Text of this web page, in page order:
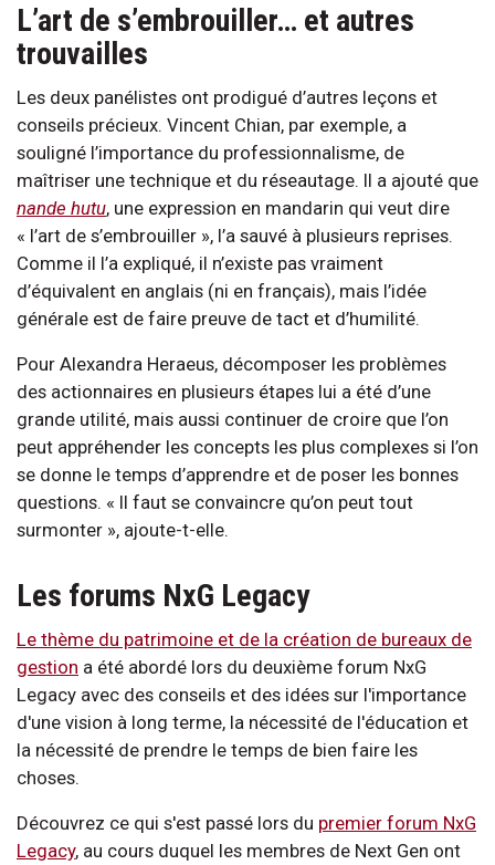
L’art de s’embrouiller… et autres
trouvailles
Les deux panélistes ont prodigué d’autres leçons et
conseils précieux. Vincent Chian, par exemple, a
souligné l’importance du professionnalisme, de
maîtriser une technique et du réseautage. Il a ajouté que
nande hutu, une expression en mandarin qui veut dire
« l’art de s’embrouiller », l’a sauvé à plusieurs reprises.
Comme il l’a expliqué, il n’existe pas vraiment
d’équivalent en anglais (ni en français), mais l’idée
générale est de faire preuve de tact et d’humilité.
Pour Alexandra Heraeus, décomposer les problèmes
des actionnaires en plusieurs étapes lui a été d’une
grande utilité, mais aussi continuer de croire que l’on
peut appréhender les concepts les plus complexes si l’on
se donne le temps d’apprendre et de poser les bonnes
questions. « Il faut se convaincre qu’on peut tout
surmonter », ajoute-t-elle.
Les forums NxG Legacy
Le thème du patrimoine et de la création de bureaux de
gestion a été abordé lors du deuxième forum NxG
Legacy avec des conseils et des idées sur l'importance
d'une vision à long terme, la nécessité de l'éducation et
la nécessité de prendre le temps de bien faire les
choses.
Découvrez ce qui s'est passé lors du premier forum NxG
Legacy, au cours duquel les membres de Next Gen ont